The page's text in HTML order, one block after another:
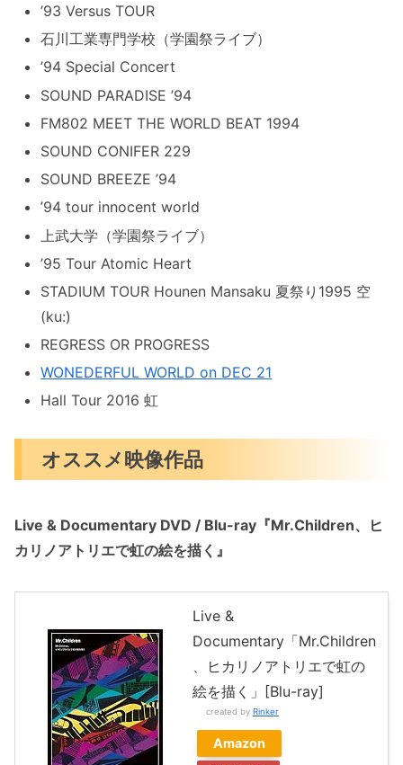
’93 Versus TOUR
石川工業専門学校（学園祭ライブ）
’94 Special Concert
SOUND PARADISE ’94
FM802 MEET THE WORLD BEAT 1994
SOUND CONIFER 229
SOUND BREEZE ’94
’94 tour innocent world
上武大学（学園祭ライブ）
’95 Tour Atomic Heart
STADIUM TOUR Hounen Mansaku 夏祭り1995 空
(ku:)
REGRESS OR PROGRESS
WONEDERFUL WORLD on DEC 21
Hall Tour 2016 虹
オススメ映像作品
Live & Documentary DVD / Blu-ray『Mr.Children、ヒ
カリノアトリエで虹の絵を描く』
Live &
Documentary「Mr.Children
、ヒカリノアトリエで虹の
絵を描く」[Blu-ray]
created by Rinker
Amazon